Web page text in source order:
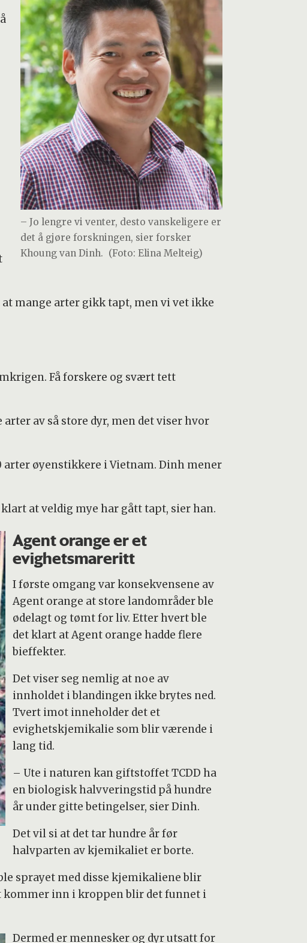
– Jo lengre vi venter, desto vanskeligere er
det å gjøre forskningen, sier forsker
Khoung van Dinh. (Foto: Elina Melteig)
mange arter gikk tapt, men vi vet ikke
Få forskere og svært tett
av så store dyr, men det viser hvor
arter øyenstikkere i Vietnam. Dinh mener
at veldig mye har gått tapt, sier han.
Agent orange er et
evighetsmareritt
I første omgang var konsekvensene av
Agent orange at store landområder ble
ødelagt og tømt for liv. Etter hvert ble
det klart at Agent orange hadde flere
bieffekter.
Det viser seg nemlig at noe av
innholdet i blandingen ikke brytes ned.
Tvert imot inneholder det et
evighetskjemikalie som blir værende i
lang tid.
– Ute i naturen kan giftstoffet TCDD ha
en biologisk halvveringstid på hundre
år under gitte betingelser, sier Dinh.
Det vil si at det tar hundre år før
halvparten av kjemikaliet er borte.
sprayet med disse kjemikaliene blir
kommer inn i kroppen blir det funnet i
Dermed er mennesker og dyr utsatt for